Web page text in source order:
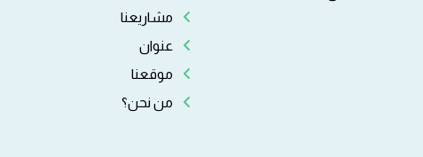
مشاريعنا
عنوان
موقعنا
من نحن؟